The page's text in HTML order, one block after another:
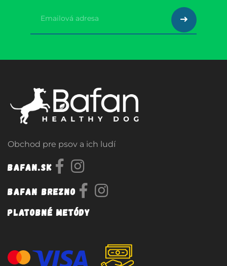
Obchod pre psov a ich ludí
Bafan.sk
Bafan Brezno
Platobné metódy